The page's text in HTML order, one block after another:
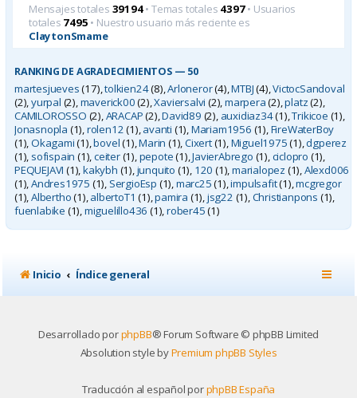
Mensajes totales 39194• Temas totales 4397• Usuarios
totales 7495 • Nuestro usuario más reciente es
ClaytonSmame
RANKING DE AGRADECIMIENTOS — 50
martesjueves(17),tolkien24(8),Arloneror(4),MTBJ(4),VictocSandoval
(2),yurpal (2),maverick00(2),Xaviersalvi (2),marpera(2),platz(2),
CAMILOROSSO (2),ARACAP(2),David89 (2), auxidiaz34(1),Trikicoe (1),
Jonasnopla (1),rolen12(1),avanti (1),Mariam1956 (1),FireWaterBoy
(1),Okagami(1),bovel(1),Marin (1),Cixert(1),Miguel1975(1),dgperez
(1), sofispain (1),ceiter(1),pepote(1),JavierAbrego (1),ciclopro (1),
PEQUEJAVI (1),kakybh (1),junquito (1), 120 (1),marialopez (1),Alexd006
(1),Andres1975 (1), SergioEsp (1),marc25(1),impulsafit(1),mcgregor
(1),Albertho(1),albertoT1 (1),pamira (1),jsg22 (1),Christianpons (1),
fuenlabike (1),miguelillo436 (1),rober45(1)
Inicio Índice general
Desarrollado porphpBB® Forum Software © phpBB Limited
Absolution style byPremium phpBB Styles
Traducción al español porphpBB España